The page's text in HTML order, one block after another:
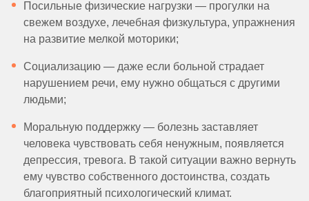
Посильные физические нагрузки — прогулки на
свежем воздухе, лечебная физкультура, упражнения
на развитие мелкой моторики;
Социализацию — даже если больной страдает
нарушением речи, ему нужно общаться с другими
людьми;
Моральную поддержку — болезнь заставляет
человека чувствовать себя ненужным, появляется
депрессия, тревога. В такой ситуации важно вернуть
ему чувство собственного достоинства, создать
благоприятный психологический климат.